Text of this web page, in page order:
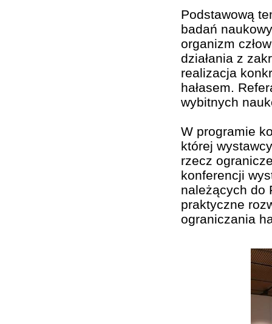
Podstawową
badań
organizm
działania z
realizacja
hałasem.
wybitnych
W programie
której
rzecz
konferencji
należących do
praktyczne
ograniczania